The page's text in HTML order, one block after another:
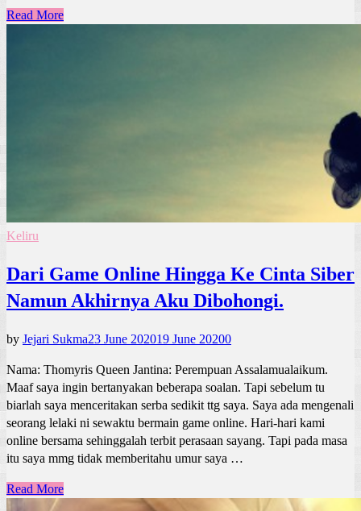
Read More
Keliru
Dari Game Online Hingga Ke Cinta Siber
Namun Akhirnya Aku Dibohongi.
by Jejari Sukma23 June 202019 June 20200
Nama: Thomyris Queen Jantina: Perempuan Assalamualaikum.
Maaf saya ingin bertanyakan beberapa soalan. Tapi sebelum tu
biarlah saya menceritakan serba sedikit ttg saya. Saya ada mengenali
seorang lelaki ni sewaktu bermain game online. Hari-hari kami
online bersama sehinggalah terbit perasaan sayang. Tapi pada masa
itu saya mmg tidak memberitahu umur saya …
Read More